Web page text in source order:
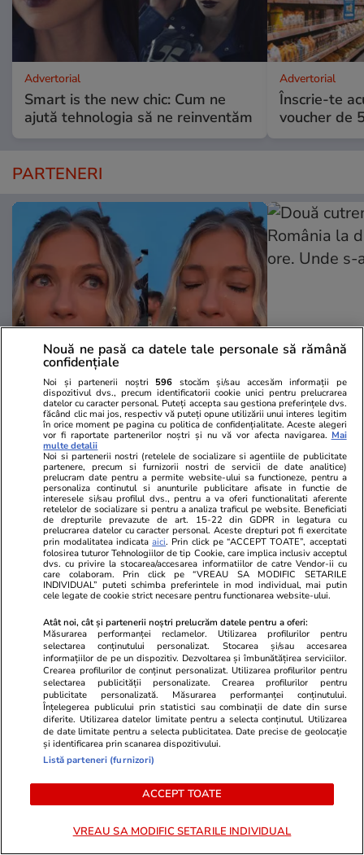
Advertorial
Smart is the new chic: Cum ne
ajută tehnologia să ne reinventăm
Advertorial
Înscrie-te
voucher de
PARTENERI
Wowbiz.ro
Andreea Ibacka a izbucnit în
plâns! Ce a emoționat-o până la
lacrimi pe vedetă: „Nu-mi mai e
rușine să fiu vulnerabilă”
Redactia.ro
Două
România la
ore. Unde
POLITIC
Politică 25 iul.
Mutarea prin care AUR, S.O.S. și
POT au făcut front comun în
opoziție împotriva legii care
permite Armatei să doboare
dronele neautorizate. CCR a
tranșat definitiv disputa
Politică 25 iul.
Cum a apărut Mirabela
Grădinaru la întâlnirea cu
președinta Indiei, Droupadi
Motivul pentru care a ales o
Nouă ne pasă ca datele tale personale să rămână
confidențiale
Noi și partenerii noștri 596 stocăm și/sau accesăm informații pe
dispozitivul dvs., precum identificatorii cookie unici pentru prelucrarea
datelor cu caracter personal. Puteți accepta sau gestiona preferințele dvs.
făcând clic mai jos, respectiv vă puteți opune utilizării unui interes legitim
în orice moment pe pagina cu politica de confidențialitate. Aceste alegeri
vor fi raportate partenerilor noștri și nu vă vor afecta navigarea. Mai
multe detalii
Noi si partenerii nostri (retelele de socializare si agentiile de publicitate
partenere, precum si furnizorii nostri de servicii de date analitice)
prelucram date pentru a permite website-ului sa functioneze, pentru a
personaliza continutul si anunturile publicitare afisate in functie de
interesele si/sau profilul dvs., pentru a va oferi functionalitati aferente
retelelor de socializare si pentru a analiza traficul pe website. Beneficiati
de drepturile prevazute de art. 15-22 din GDPR in legatura cu
prelucrarea datelor cu caracter personal. Aceste drepturi pot fi exercitate
prin modalitatea indicataaici. Prin click pe “ACCEPT TOATE”, acceptati
folosirea tuturor Tehnologiilor de tip Cookie, care implica inclusiv acceptul
dvs. cu privire la stocarea/accesarea informatiilor de catre Vendor-ii cu
care colaboram. Prin click pe “VREAU SA MODIFIC SETARILE
INDIVIDUAL” puteti schimba preferintele in mod individual, mai putin
cele legate de cookie strict necesare pentru functionarea website-ului.
Atât noi, cât și partenerii noștri prelucrăm datele pentru a oferi:
Măsurarea performanței reclamelor. Utilizarea profilurilor pentru
selectarea conținutului personalizat. Stocarea și/sau accesarea
informațiilor de pe un dispozitiv. Dezvoltarea și îmbunătățirea serviciilor.
Crearea profilurilor de conținut personalizat. Utilizarea profilurilor pentru
selectarea publicității personalizate. Crearea profilurilor pentru
publicitate personalizată. Măsurarea performanței conținutului.
Înțelegerea publicului prin statistici sau combinații de date din surse
diferite. Utilizarea datelor limitate pentru a selecta conținutul. Utilizarea
de date limitate pentru a selecta publicitatea. Date precise de geolocație
și identificarea prin scanarea dispozitivului.
Listă parteneri (furnizori)
ACCEPT TOATE
VREAU SA MODIFIC SETARILE INDIVIDUAL